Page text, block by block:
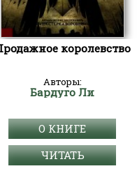
королевство
Авторы:
Бардуго Ли
О КНИГЕ
ЧИТАТЬ